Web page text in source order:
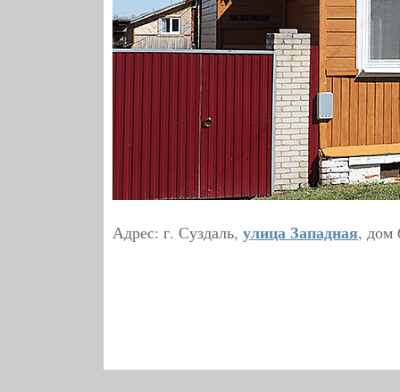
Адрес: г. Суздаль, улица Западная, дом